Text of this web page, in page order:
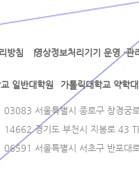
l
방침 영상정보처리기기 운영 ·관
일반대학원 가톨릭대학교 약학
03083 서울특별시 종로구 창경
14662 경기도 부천시 지봉로 43
06591 서울특별시 서초구 반포